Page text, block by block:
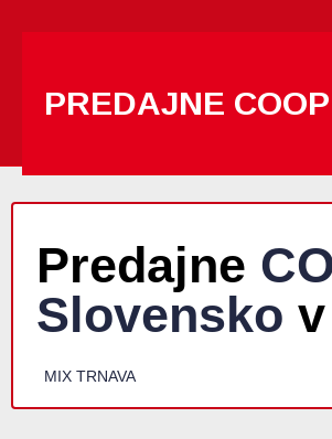
PREDAJNE
Predajne
Slovensko
MIX TRNAVA